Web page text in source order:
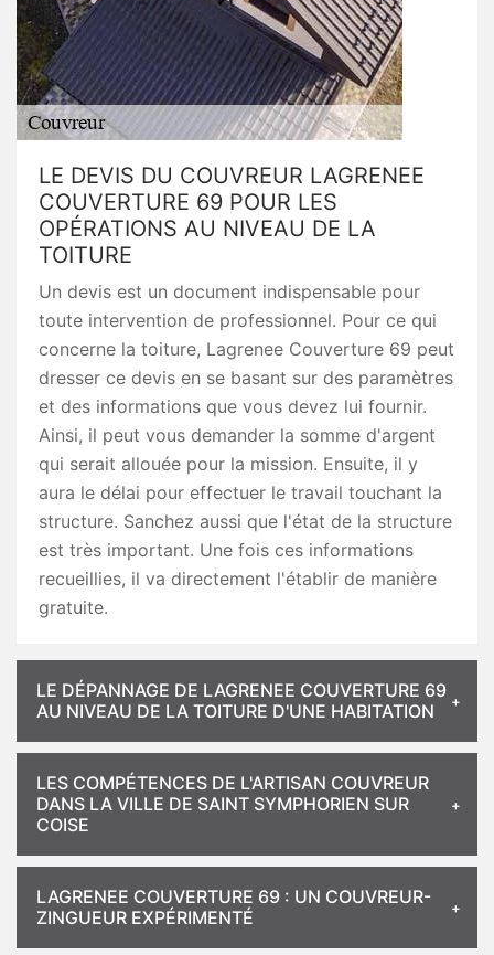
LE DEVIS DU COUVREUR LAGRENEE
COUVERTURE 69 POUR LES
OPÉRATIONS AU NIVEAU DE LA
TOITURE
Un devis est un document indispensable pour
toute intervention de professionnel. Pour ce qui
concerne la toiture, Lagrenee Couverture 69 peut
dresser ce devis en se basant sur des paramètres
et des informations que vous devez lui fournir.
Ainsi, il peut vous demander la somme d'argent
qui serait allouée pour la mission. Ensuite, il y
aura le délai pour effectuer le travail touchant la
structure. Sanchez aussi que l'état de la structure
est très important. Une fois ces informations
recueillies, il va directement l'établir de manière
gratuite.
LE DÉPANNAGE DE LAGRENEE COUVERTURE 69
AU NIVEAU DE LA TOITURE D'UNE HABITATION
LES COMPÉTENCES DE L'ARTISAN COUVREUR
DANS LA VILLE DE SAINT SYMPHORIEN SUR
COISE
LAGRENEE COUVERTURE 69 : UN COUVREUR-
ZINGUEUR EXPÉRIMENTÉ